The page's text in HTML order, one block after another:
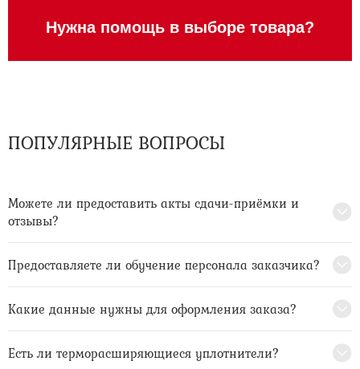
Нужна помощь в выборе товара?
ПОПУЛЯРНЫЕ ВОПРОСЫ
Можете ли предоставить акты сдачи-приёмки и
отзывы?
Предоставляете ли обучение персонала заказчика?
Какие данные нужны для оформления заказа?
Есть ли терморасширяющиеся уплотнители?